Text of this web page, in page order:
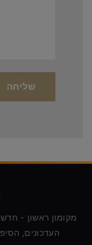
מקומון ראשון -
העדכונים,